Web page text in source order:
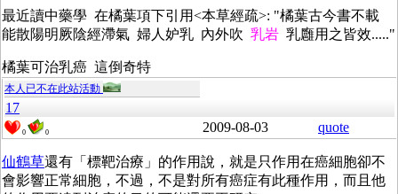
最近讀中藥學 在橘葉項下引用<本草經疏>: "橘葉古今書不載
能散陽明厥陰經滯氣 婦人妒乳 內外吹 乳岩 乳廱用之皆效....."
橘葉可治乳癌 這倒奇特
本人已不在此站活動
17
0 0 2009-08-03 quote
仙鶴草還有「標靶治療」的作用說，就是只作用在癌細胞卻不
會影響正常細胞，不過，不是對所有癌症有此種作用，而且他